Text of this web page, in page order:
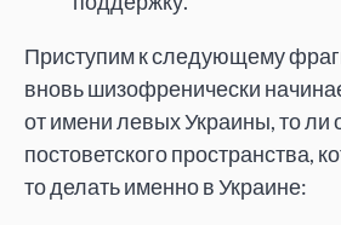
Приступим к следующему
вновь шизофренически
от имени левых Украины, то ли
постоветского пространства,
то делать именно в Украине: